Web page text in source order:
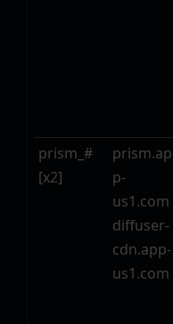
prism_#
[x2]
prism.ap
p-
us1.com
diffuser-
cdn.app-
us1.com